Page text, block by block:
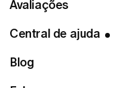
Avaliações
Central de ajuda
Blog
Meu pedido está
Como recebo as